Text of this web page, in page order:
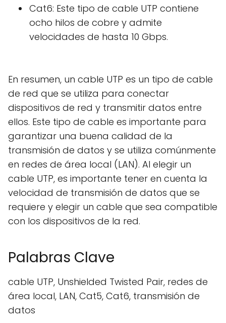
Cat6: Este tipo de cable UTP contiene
ocho hilos de cobre y admite
velocidades de hasta 10 Gbps.
En resumen, un cable UTP es un tipo de cable
de red que se utiliza para conectar
dispositivos de red y transmitir datos entre
ellos. Este tipo de cable es importante para
garantizar una buena calidad de la
transmisión de datos y se utiliza comúnmente
en redes de área local (LAN). Al elegir un
cable UTP, es importante tener en cuenta la
velocidad de transmisión de datos que se
requiere y elegir un cable que sea compatible
con los dispositivos de la red.
Palabras Clave
cable UTP, Unshielded Twisted Pair, redes de
área local, LAN, Cat5, Cat6, transmisión de
datos